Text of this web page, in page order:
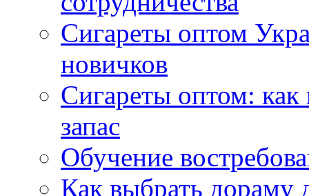
Сигареты оптом
новичков
Сигареты оптом:
запас
Обучение
Как выбрать дораму